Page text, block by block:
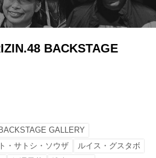
BACKSTAGE
BACKSTAGE GALLERY
・サトシ・ソウザ
ルイス・グスタボ